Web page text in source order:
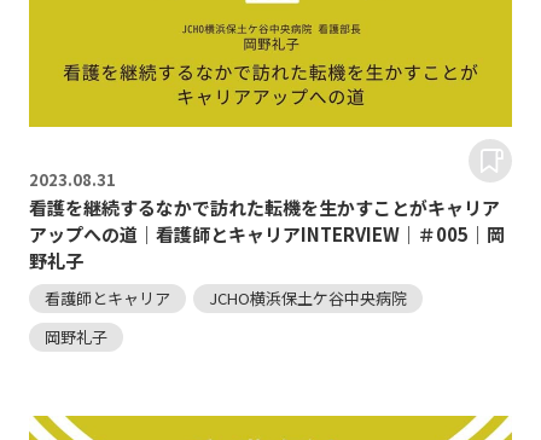
2023.08.31
看護を継続するなかで訪れた転機を生かすことがキャリア
アップへの道｜看護師とキャリアINTERVIEW｜＃005｜岡
野礼子
看護師とキャリア
JCHO横浜保土ケ谷中央病院
岡野礼子